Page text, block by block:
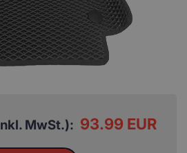
MwSt.): 93.99 EUR